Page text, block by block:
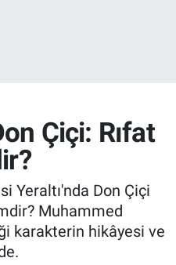
Çiçi: Rıfat
Yeraltı'nda Don Çiçi
Muhammed
karakterin hikâyesi ve